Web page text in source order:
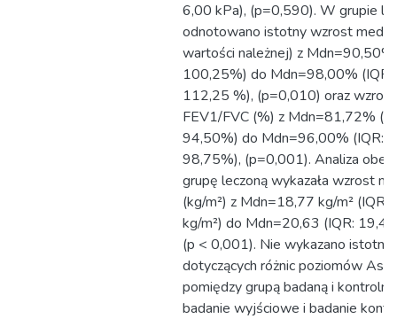
6,00 kPa), (p=0,590). W grupie
odnotowano istotny wzrost
wartości należnej) z
100,25%) do Mdn=98,00%
112,25 %), (p=0,010) oraz
FEV1/FVC (%) z Mdn=81,72%
94,50%) do Mdn=96,00% (IQR:
98,75%), (p=0,001). Analiza
grupę leczoną wykazała wzrost
(kg/m²) z Mdn=18,77 kg/m²
kg/m²) do Mdn=20,63 (IQR:
(p < 0,001). Nie wykazano
dotyczących różnic poziomów
pomiędzy grupą badaną i
badanie wyjściowe i badanie